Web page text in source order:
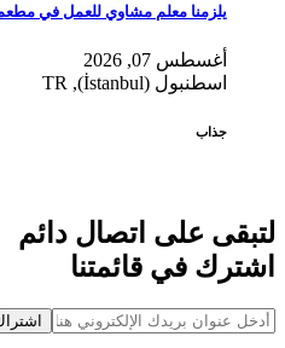
يلزمنا معلم مشاوي للعمل في
أغسطس 07, 2026
اسطنبول (İstanbul), TR
جذاب
لتبقى على اتصال دائم
اشترك في قائمتنا